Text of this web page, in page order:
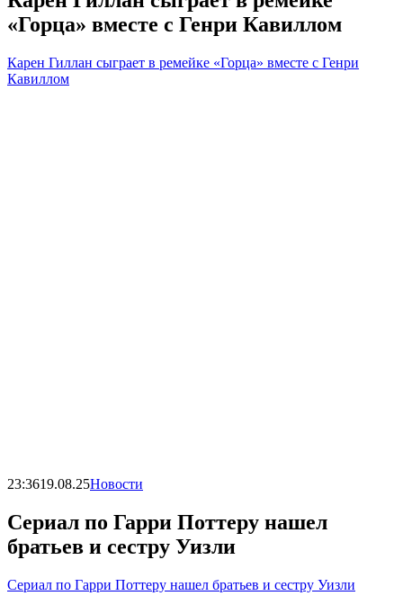
«Горца» вместе с Генри Кавиллом
Карен Гиллан сыграет в ремейке «Горца» вместе с Генри
Кавиллом
23:3619.08.25Новости
Сериал по Гарри Поттеру нашел
братьев и сестру Уизли
Сериал по Гарри Поттеру нашел братьев и сестру Уизли